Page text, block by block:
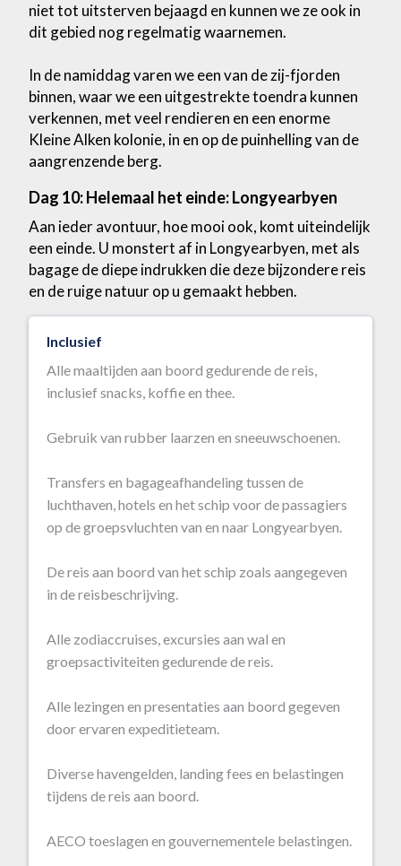
niet tot uitsterven bejaagd en kunnen we ze ook in
dit gebied nog regelmatig waarnemen.
In de namiddag varen we een van de zij-fjorden
binnen, waar we een uitgestrekte toendra kunnen
verkennen, met veel rendieren en een enorme
Kleine Alken kolonie, in en op de puinhelling van de
aangrenzende berg.
Dag 10: Helemaal het einde: Longyearbyen
Aan ieder avontuur, hoe mooi ook, komt uiteindelijk
een einde. U monstert af in Longyearbyen, met als
bagage de diepe indrukken die deze bijzondere reis
en de ruige natuur op u gemaakt hebben.
Inclusief
Alle maaltijden aan boord gedurende de reis,
inclusief snacks, koffie en thee.
Gebruik van rubber laarzen en sneeuwschoenen.
Transfers en bagageafhandeling tussen de
luchthaven, hotels en het schip voor de passagiers
op de groepsvluchten van en naar Longyearbyen.
De reis aan boord van het schip zoals aangegeven
in de reisbeschrijving.
Alle zodiaccruises, excursies aan wal en
groepsactiviteiten gedurende de reis.
Alle lezingen en presentaties aan boord gegeven
door ervaren expeditieteam.
Diverse havengelden, landing fees en belastingen
tijdens de reis aan boord.
AECO toeslagen en gouvernementele belastingen.